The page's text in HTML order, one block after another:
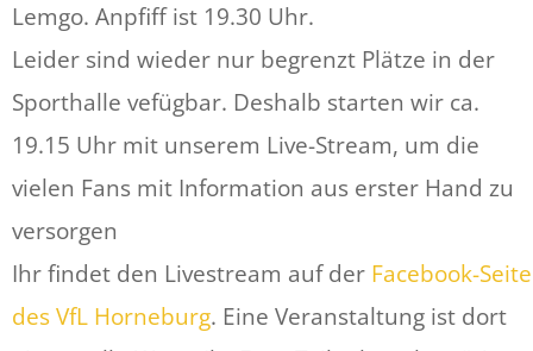
Lemgo. Anpfiff ist 19.30 Uhr.
Leider sind wieder nur begrenzt Plätze in der
Sporthalle vefügbar. Deshalb starten wir ca.
19.15 Uhr mit unserem Live-Stream, um die
vielen Fans mit Information aus erster Hand zu
versorgen
Ihr findet den Livestream auf der Facebook-Seite
des VfL Horneburg. Eine Veranstaltung ist dort